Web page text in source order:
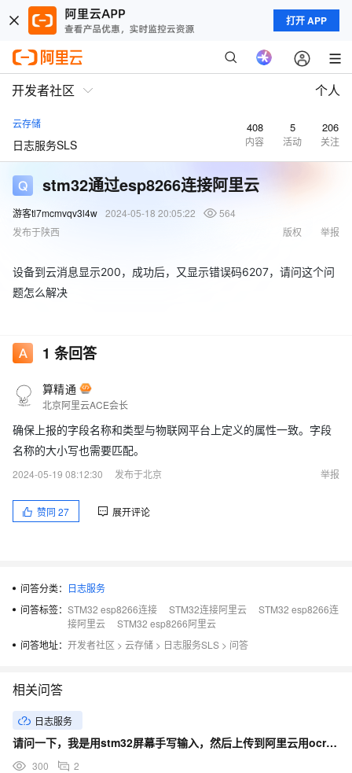
打开 APP
开发者社区 个人
云存储
日志服务SLS
408
内容
5
活动
206
关注
stm32通过esp8266连接阿里云
游客tl7mcmvqv3l4w 2024-05-18 20:05:22
564
发布于陕西
举报
版权
设备到云消息显示200，成功后，又显示错误码6207，请问这个问
题怎么解决
1 条回答
算精通
北京阿里云ACE会长
确保上报的字段名称和类型与物联网平台上定义的属性一致。字段
名称的大小写也需要匹配。
2024-05-19 08:12:30
发布于北京 举报
赞同 27 展开评论
问答分类： 日志服务
问答标签： STM32 esp8266连接 STM32连接阿里云
STM32 esp8266连
接阿里云
STM32 esp8266阿里云
问答地址： 开发者社区 > 云存储 > 日志服务SLS > 问答
相关问答
日志服务
请问一下，我是用stm32屏幕手写输入，然后上传到阿里云用ocr通用手写体识别
300 2